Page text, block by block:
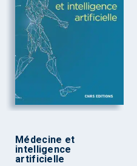
Médecine et
intelligence
artificielle